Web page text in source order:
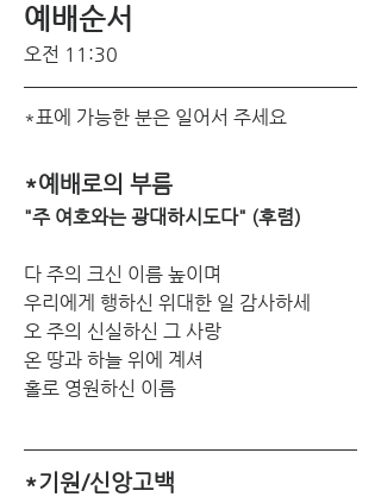
예배순서
오전 11:30
*표에 가능한 분은 일어서 주세요
*예배로의 부름
"주 여호와는 광대하시도다" (후렴)
다 주의 크신 이름 높이며
우리에게 행하신 위대한 일 감사하세
오 주의 신실하신 그 사랑
온 땅과 하늘 위에 계셔
홀로 영원하신 이름
*기원/신앙고백